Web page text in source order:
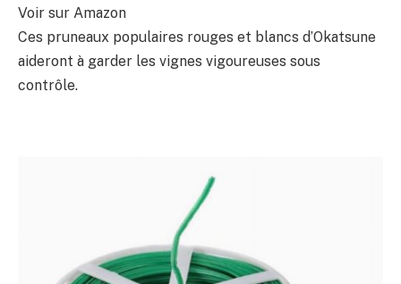
Voir sur Amazon
Ces pruneaux populaires rouges et blancs d’Okatsune
aideront à garder les vignes vigoureuses sous
contrôle.